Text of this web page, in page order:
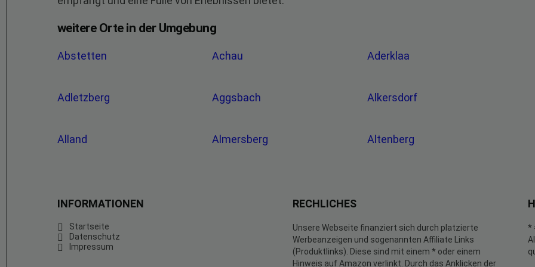
weitere Orte in der Umgebung
Abstetten Achau Aderklaa
Adletzberg Aggsbach Alkersdorf
Alland Almersberg Altenberg
INFORMATIONEN
Startseite
Datenschutz
Impressum
RECHLICHES
Unsere Webseite finanziert sich durch platzierte
Werbeanzeigen und sogenannten Affiliate Links
(Produktlinks). Diese sind mit einem * oder einem
Hinweis auf Amazon verlinkt. Durch das Anklicken der
*